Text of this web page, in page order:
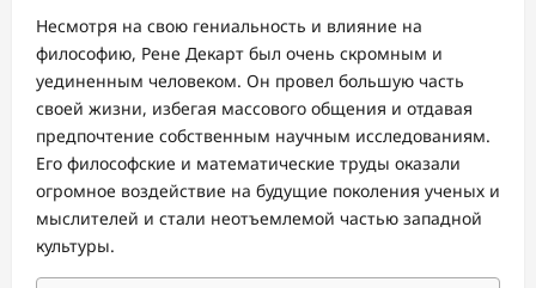
Несмотря на свою гениальность и влияние на
философию, Рене Декарт был очень скромным и
уединенным человеком. Он провел большую часть
своей жизни, избегая массового общения и отдавая
предпочтение собственным научным исследованиям.
Его философские и математические труды оказали
огромное воздействие на будущие поколения ученых и
мыслителей и стали неотъемлемой частью западной
культуры.